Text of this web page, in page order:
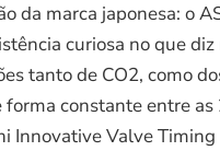
da marca japonesa: o
curiosa no que
tanto de CO2, como
constante entre
Innovative Valve